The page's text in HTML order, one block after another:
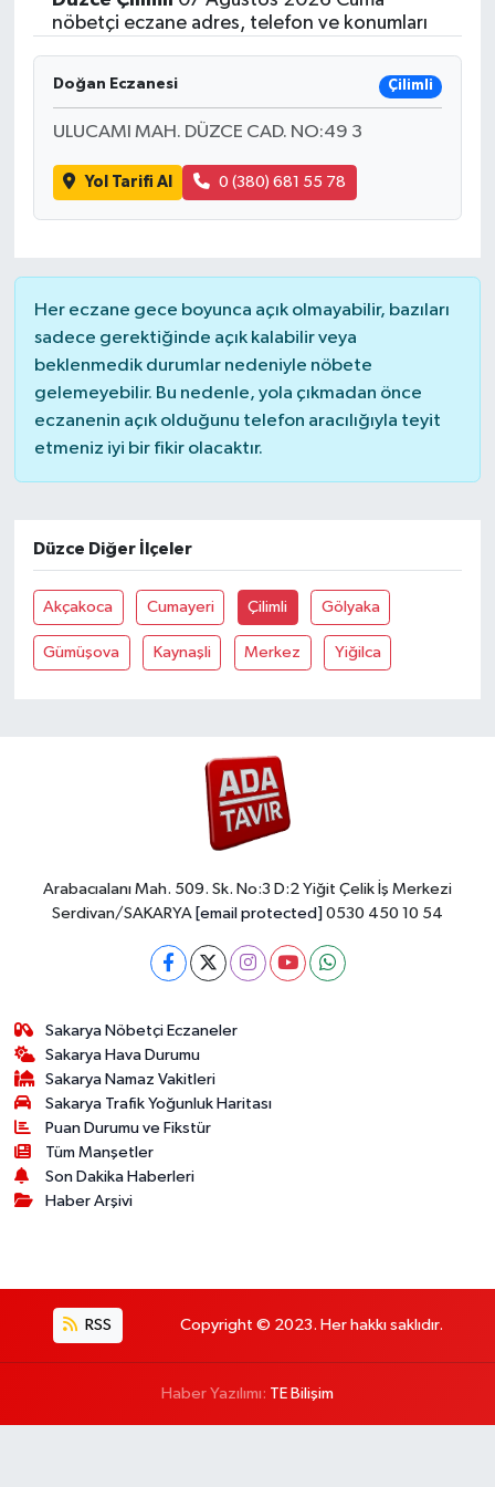
nöbetçi eczane adres, telefon ve konumları
Doğan Eczanesi Çilimli
ULUCAMI MAH. DÜZCE CAD. NO:49 3
Yol Tarifi Al 0 (380) 681 55 78
Her eczane gece boyunca açık olmayabilir, bazıları
sadece gerektiğinde açık kalabilir veya
beklenmedik durumlar nedeniyle nöbete
gelemeyebilir. Bu nedenle, yola çıkmadan önce
eczanenin açık olduğunu telefon aracılığıyla teyit
etmeniz iyi bir fikir olacaktır.
Düzce Diğer İlçeler
Akçakoca Cumayeri Çilimli Gölyaka
Gümüşova Kaynaşli Merkez Yiğilca
Arabacıalanı Mah. 509. Sk. No:3 D:2 Yiğit Çelik İş Merkezi
Serdivan/SAKARYA [email protected] 0530 450 10 54
Sakarya Nöbetçi Eczaneler
Sakarya Hava Durumu
Sakarya Namaz Vakitleri
Sakarya Trafik Yoğunluk Haritası
Puan Durumu ve Fikstür
Tüm Manşetler
Son Dakika Haberleri
Haber Arşivi
RSS Copyright © 2023. Her hakkı saklıdır.
Haber Yazılımı: TE Bilişim